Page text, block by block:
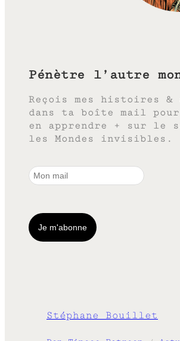
Pénètre l’autre
Reçois mes histoires &
dans ta boîte mail pour
en apprendre + sur le
les Mondes invisibles.
Stéphane Bouillet